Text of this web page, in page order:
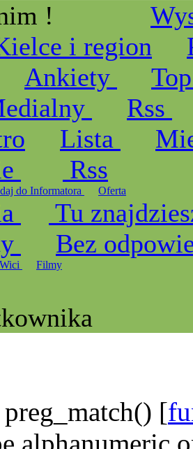
!
i region
Ankiety
Rss
Lista
Rss
do Informatora Oferta
Tu
Bez
Filmy
preg_match() [